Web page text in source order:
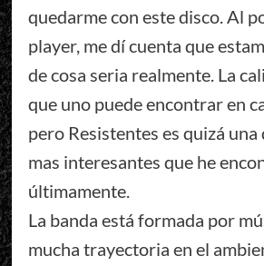
quedarme con este disco. Al
player, me dí cuenta que
de cosa seria realmente. La
que uno puede encontrar en
pero Resistentes es quizá una
mas interesantes que he
últimamente.
La banda está formada por
mucha trayectoria en el